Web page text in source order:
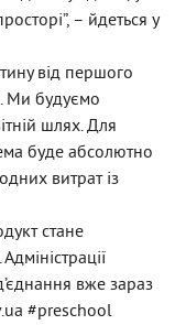
– йдеться у
від першого
Ми будуємо
шлях. Для
буде абсолютно
витрат із
стане
вже зараз
#preschool